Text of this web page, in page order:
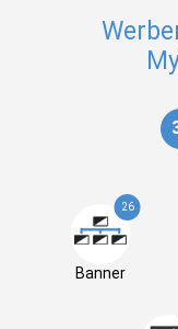
26
Banner